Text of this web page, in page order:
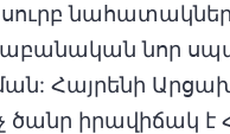
նոր
Հայրենի
ծանր իրավիճակ